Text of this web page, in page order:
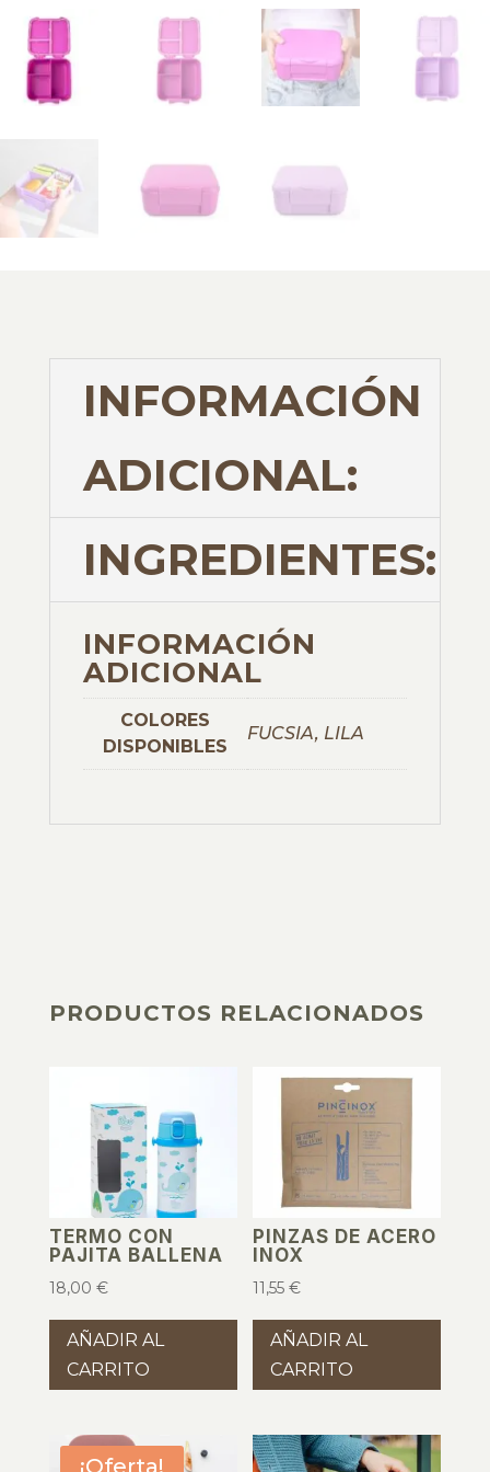
INFORMACIÓN
ADICIONAL:
INGREDIENTES:
INFORMACIÓN
ADICIONAL
COLORES
DISPONIBLES
FUCSIA, LILA
PRODUCTOS RELACIONADOS
TERMO CON
PAJITA BALLENA
18,00 €
AÑADIR AL
CARRITO
PINZAS DE ACERO
INOX
11,55€
AÑADIR AL
CARRITO
¡Oferta!